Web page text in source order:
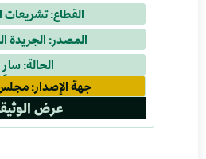
القطاع: تشريعات
المصدر: الجريدة
الحالة: سارٍ
جهة الإصدار: مجلس
عرض